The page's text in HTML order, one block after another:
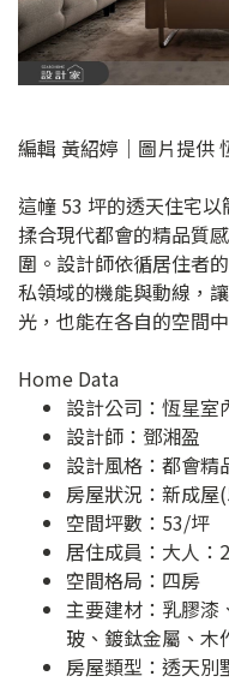
編輯 黃紹婷｜圖片提供
這幢 53 坪的透天住宅
揉合現代都會的精品質
圍。設計師依循居住者
私領域的機能與動線，
光，也能在各自的空間
Home Data
設計公司： 恆星室
設計師：鄧湘盈
設計風格：都會精
房屋狀況：新成屋
空間坪數：53/坪
居住成員：大人：
空間格局：四房
主要建材：乳膠漆
玻、鍍鈦金屬、木
房屋類型：透天別